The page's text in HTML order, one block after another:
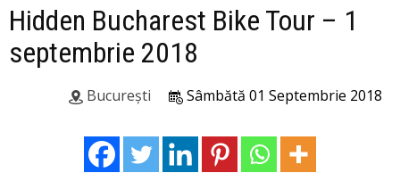
Hidden Bucharest Bike Tour – 1
septembrie 2018
Sâmbătă 01 Septembrie 2018
București